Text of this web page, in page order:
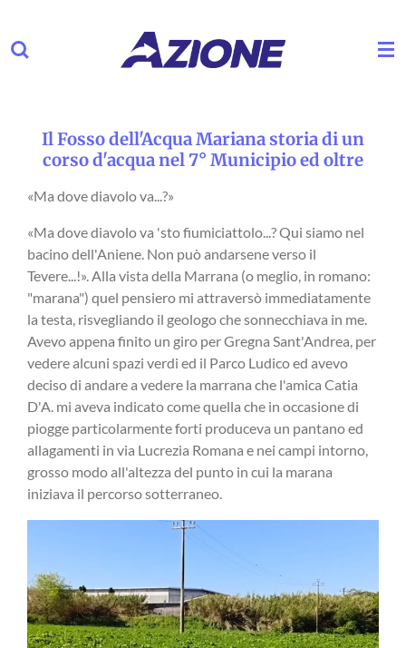
al
contenuto
Il Fosso dell'Acqua Mariana storia di un
corso d'acqua nel 7° Municipio ed oltre
«Ma dove diavolo va...?»
«Ma dove diavolo va 'sto fiumiciattolo...? Qui siamo nel
bacino dell'Aniene. Non può andarsene verso il
Tevere...!». Alla vista della Marrana (o meglio, in romano:
"marana") quel pensiero mi attraversò immediatamente
la testa, risvegliando il geologo che sonnecchiava in me.
Avevo appena finito un giro per Gregna Sant'Andrea, per
vedere alcuni spazi verdi ed il Parco Ludico ed avevo
deciso di andare a vedere la marrana che l'amica Catia
D'A. mi aveva indicato come quella che in occasione di
piogge particolarmente forti produceva un pantano ed
allagamenti in via Lucrezia Romana e nei campi intorno,
grosso modo all'altezza del punto in cui la marana
iniziava il percorso sotterraneo.